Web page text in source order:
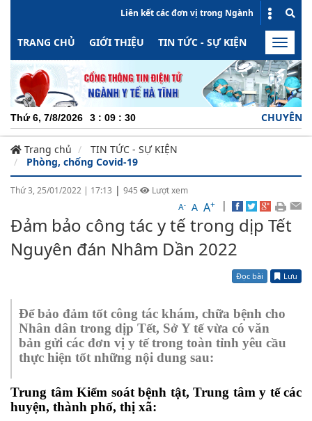
Liên kết các đơn vị trong Ngành
TRANG CHỦ GIỚI THIỆU TIN TỨC - SỰ KIỆN HOẠT
Toggle
Thứ 6, 7/8/2026 3 : 09 : 31 CHUYÊN
Trang chủ
TIN TỨC - SỰ KIỆN
Phòng, chống Covid-19
Thứ 3, 25/01/2022 | 17:13 | 945
Lượt xem
A- A A+ |
Đảm bảo công tác y tế trong dịp Tết
Nguyên đán Nhâm Dần 2022
Đọc bài Lưu
Để bảo đảm tốt công tác khám, chữa bệnh cho
Nhân dân trong dịp Tết, Sở Y tế vừa có văn
bản gửi các đơn vị y tế trong toàn tỉnh yêu cầu
thực hiện tốt những nội dung sau:
Trung tâm Kiểm soát bệnh tật, Trung tâm y tế các
huyện, thành phố, thị xã: